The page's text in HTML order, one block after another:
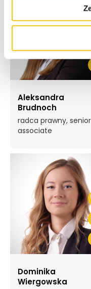
Aleksandra
Brudnoch
radca prawny, senior
associate
Dominika
Wiergowska